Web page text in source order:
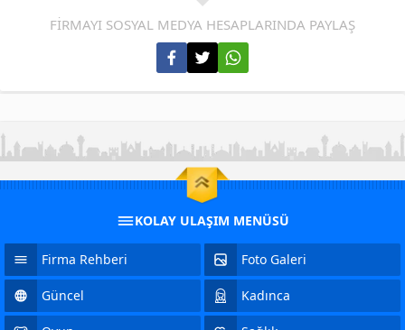
FİRMAYI SOSYAL MEDYA HESAPLARINDA PAYLAŞ
KOLAY ULAŞIM MENÜSÜ
Firma Rehberi Foto Galeri
Güncel Kadınca